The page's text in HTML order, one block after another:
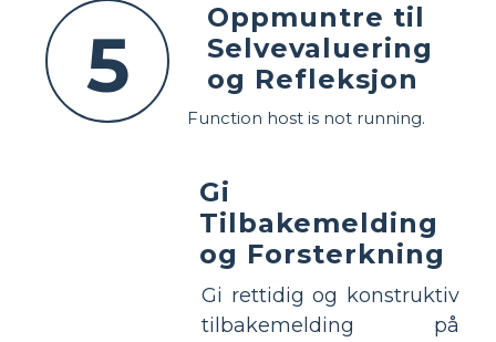
5
Oppmuntre til
Selvevaluering
og Refleksjon
Function host is not running.
Gi
Tilbakemelding
og Forsterkning
Gi rettidig og konstruktiv
tilbakemelding på